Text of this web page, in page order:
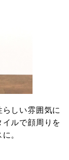
しい雰囲気に
ルで顔周りを
。